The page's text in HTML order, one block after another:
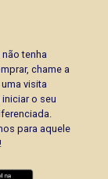
tenha
chame a
visita
o seu
para aquele